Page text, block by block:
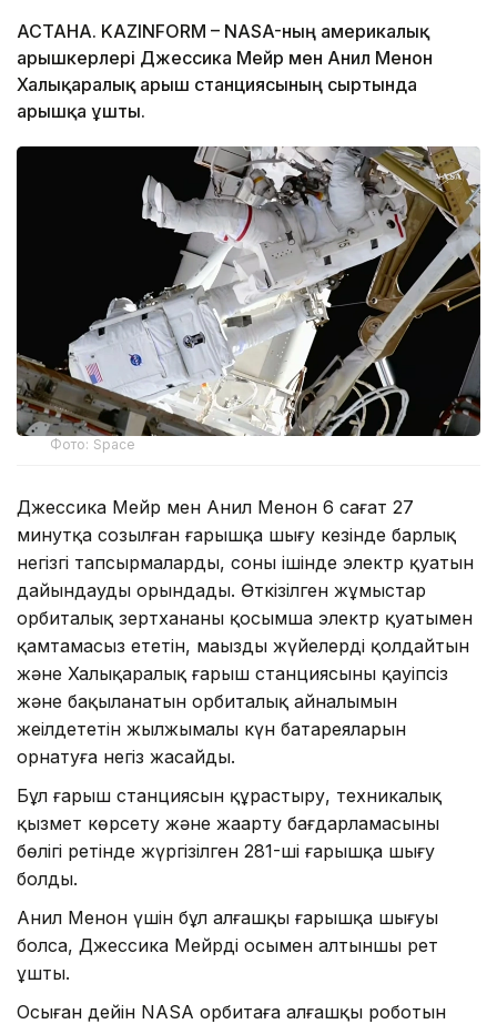
АСТАНА. KAZINFORM – NASA-ның америкалық
ғарышкерлері Джессика Мейр мен Анил Менон
Халықаралық ғарыш станциясының сыртында
ғарышқа ұшты.
Фото: Space
Джессика Мейр мен Анил Менон 6 сағат 27
минутқа созылған ғарышқа шығу кезінде барлық
негізгі тапсырмаларды, соның ішінде электр қуатын
дайындауды орындады. Өткізілген жұмыстар
орбиталық зертхананы қосымша электр қуатымен
қамтамасыз ететін, маңызды жүйелерді қолдайтын
және Халықаралық ғарыш станциясының қауіпсіз
және бақыланатын орбиталық айналымын
жеңілдететін жылжымалы күн батареяларын
орнатуға негіз жасайды.
Бұл ғарыш станциясын құрастыру, техникалық
қызмет көрсету және жаңарту бағдарламасының
бөлігі ретінде жүргізілген 281-ші ғарышқа шығу
болды.
Анил Менон үшін бұл алғашқы ғарышқа шығуы
болса, Джессика Мейрдің осымен алтыншы рет
ұшты.
Осыған дейін NASA орбитаға алғашқы роботын